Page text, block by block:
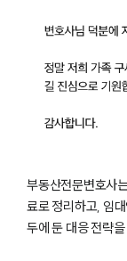
부동산전문변호사
료로 정리하고, 임
두에 둔 대응 전략